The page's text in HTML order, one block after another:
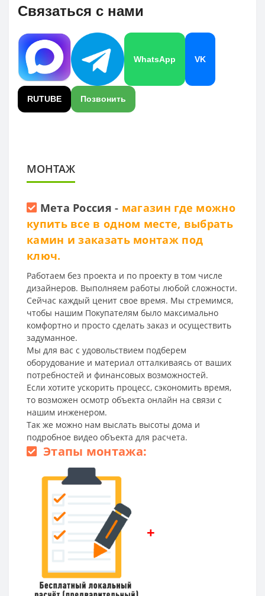
Связаться с нами
WhatsApp VK
RUTUBE Позвонить
МОНТАЖ
Мета Россия - магазин где можно
купить все в одном месте, выбрать
камин и заказать монтаж под
ключ.
Работаем без проекта и по проекту в том числе
дизайнеров. Выполняем работы любой сложности.
Сейчас каждый ценит свое время. Мы стремимся,
чтобы нашим Покупателям было максимально
комфортно и просто сделать заказ и осуществить
задуманное.
Мы для вас с удовольствием подберем
оборудование и материал отталкиваясь от ваших
потребностей и финансовых возможностей.
Если хотите ускорить процесс, сэкономить время,
то возможен осмотр объекта онлайн на связи с
нашим инженером.
Так же можно нам выслать высоты дома и
подробное видео объекта для расчета.
Этапы монтажа:
+